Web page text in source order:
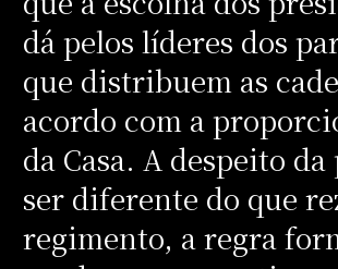
dá pelos líderes dos
que distribuem as
acordo com a
da Casa. A despeito
ser diferente do que
regimento, a regra